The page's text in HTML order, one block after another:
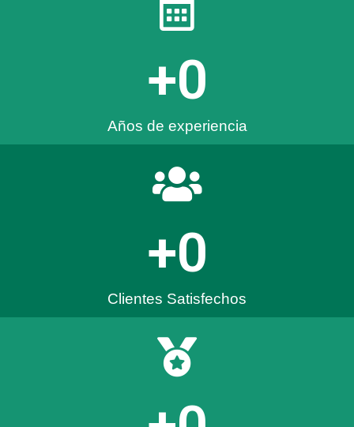
Años de experiencia
+0
Clientes Satisfechos
+0